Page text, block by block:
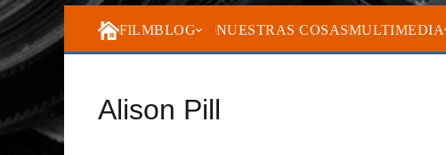
FILMBLOG NUESTRAS COSASMULTIMEDIA
Alison Pill